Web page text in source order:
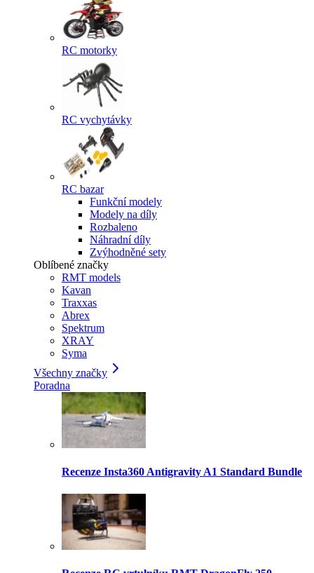
RC motorky
RC vychytávky
RC bazar
Funkční modely
Modely na díly
Rozbaleno
Náhradní díly
Zvýhodněné sety
Oblíbené značky
RMT models
Kavan
Traxxas
Abrex
Spektrum
XRAY
Syma
Všechny značky
Poradna
Recenze Insta360 Antigravity A1 Standard Bundle